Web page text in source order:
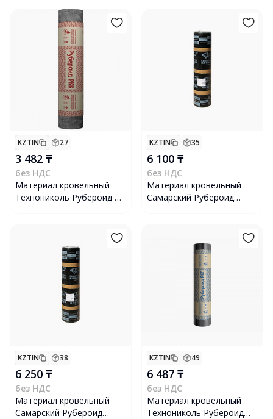
KZTIN 27
3 482 ₸
без НДС
Материал кровельный
Технониколь Рубероид ТУ
KZTIN 35
6 100 ₸
без НДС
Материал кровельный
Самарский Рубероид
KZTIN 38
6 250 ₸
без НДС
Материал кровельный
Самарский Рубероид
KZTIN 49
6 487 ₸
без НДС
Материал кровельный
Технониколь Рубероид